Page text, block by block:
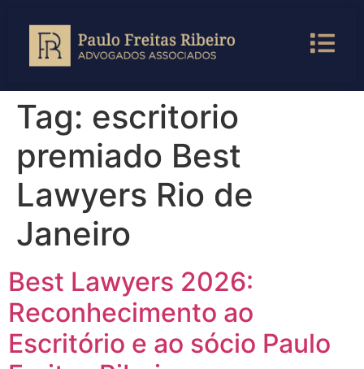
Tag: escritorio
premiado Best
Lawyers Rio de
Janeiro
Best Lawyers 2026:
Reconhecimento ao
Escritório e ao sócio Paulo